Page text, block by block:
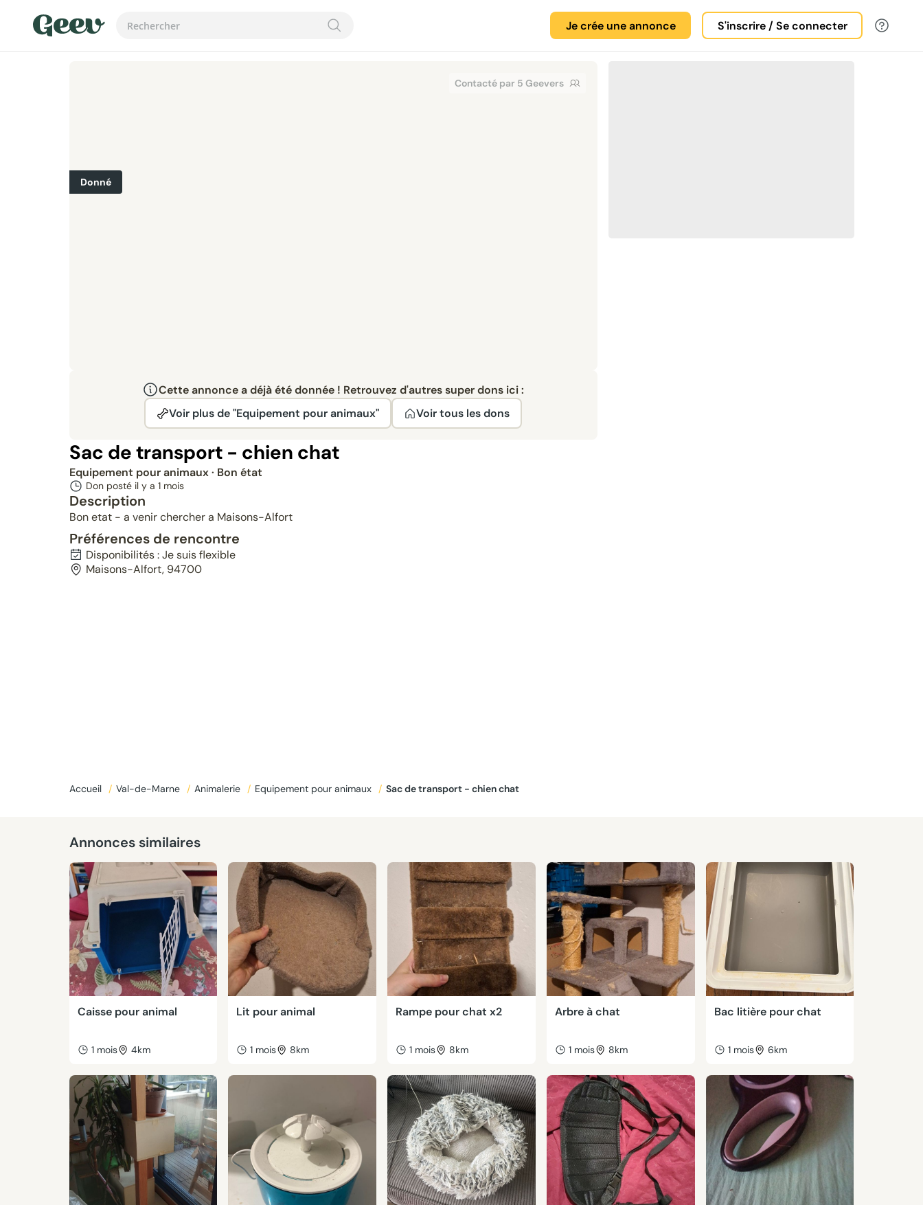
Je crée une annonce S'inscrire / Se connecter
Contacté par 5 Geevers
Donné
Cette annonce a déjà été donnée ! Retrouvez d'autres super dons ici :
Voir plus de "Equipement pour animaux"
Voir tous les dons
Sac de transport - chien chat
Equipement pour animaux· Bon état
Don posté il y a 1 mois
Description
Bon etat - a venir chercher a Maisons-Alfort
Préférences de rencontre
Disponibilités : Je suis flexible
Maisons-Alfort, 94700
Accueil / Val-de-Marne / Animalerie / Equipement pour animaux / Sac de transport - chien chat
Annonces similaires
Caisse pour animal
1 mois 4km
Lit pour animal
1 mois 8km
Rampe pour chat x2
1 mois 8km
Arbre à chat
1 mois 8km
Bac litière pour chat
1 mois 6km